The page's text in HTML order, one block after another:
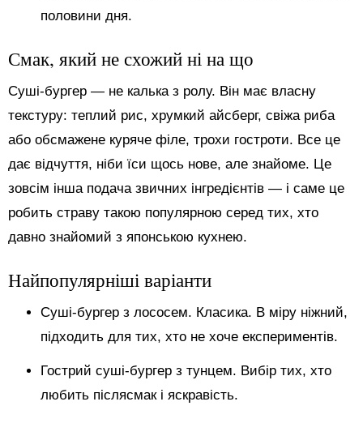
половини дня.
Смак, який не схожий ні на що
Суші-бургер — не калька з ролу. Він має власну
текстуру: теплий рис, хрумкий айсберг, свіжа риба
або обсмажене куряче філе, трохи гостроти. Все це
дає відчуття, ніби їси щось нове, але знайоме. Це
зовсім інша подача звичних інгредієнтів — і саме це
робить страву такою популярною серед тих, хто
давно знайомий з японською кухнею.
Найпопулярніші варіанти
Суші-бургер з лососем. Класика. В міру ніжний,
підходить для тих, хто не хоче експериментів.
Гострий суші-бургер з тунцем. Вибір тих, хто
любить післясмак і яскравість.